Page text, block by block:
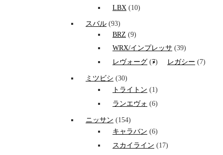
LBX (10)
スバル (93)
BRZ (9)
WRX/インプレッサ (39)
レヴォーグ (7) レガシー (7)
ミツビシ (30)
トライトン (1)
ランエヴォ (6)
ニッサン (154)
キャラバン (6)
スカイライン (17)